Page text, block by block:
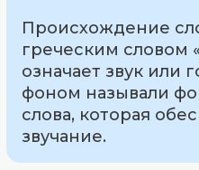
Происхождение
греческим словом
означает звук или
фоном называли
слова, которая
звучание.